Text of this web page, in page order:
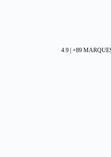
4.9 | +89